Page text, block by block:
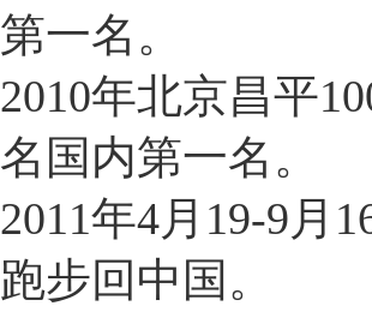
第一名。
2010年北京昌平
名国内第一名。
2011年4月19-9月
跑步回中国。